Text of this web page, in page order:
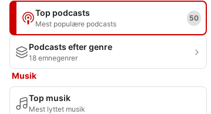
Top podcasts
Mest populære podcasts
50
Podcasts efter genre
18 emnegenrer
Musik
Top musik
Mest lyttet musik